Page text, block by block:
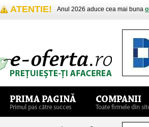
ATENTIE! Anul 2026 aduce cea mai buna